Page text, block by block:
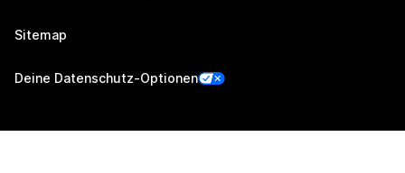
Sitemap
Deine Datenschutz-Optionen